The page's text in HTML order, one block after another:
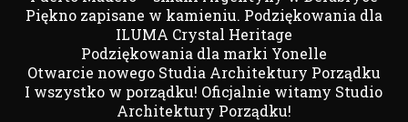
Piękno zapisane w kamieniu. Podziękowania dla
ILUMA Crystal Heritage
Podziękowania dla marki Yonelle
Otwarcie nowego Studia Architektury Porządku
I wszystko w porządku! Oficjalnie witamy Studio
Architektury Porządku!